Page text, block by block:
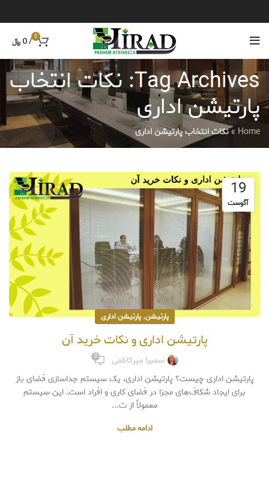
0
/
0 ﷼
Tag Archives: نکات انتخاب
پارتیشن اداری
Home
»نکات انتخاب پارتیشن اداری
19
آگوست
پارتیشن,پارتیشن اداری
پارتیشن اداری و نکات خرید آن
سمیرا میرکاظمی 0
پارتیشن اداری چیست؟ پارتیشن اداری، یک سیستم جداسازی فضای باز
برای ایجاد شکاف‌های مجزا در فضای کاری و افراد است. این سیستم
معمولاً از ت...
ادامه مطلب